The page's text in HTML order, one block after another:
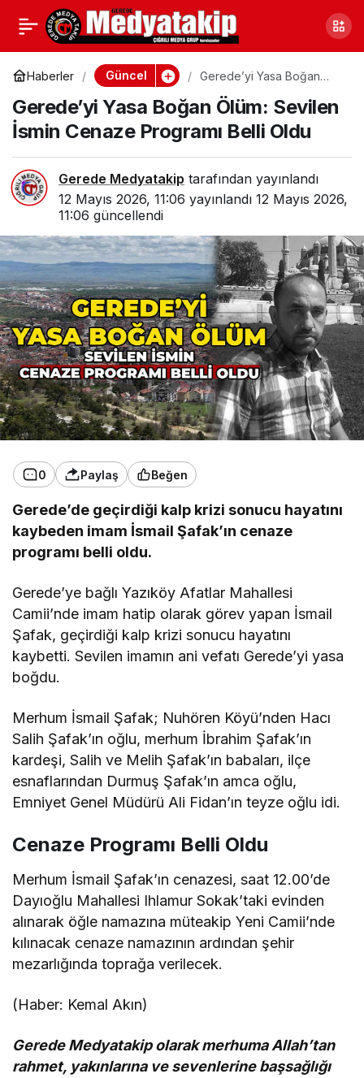
Haberler Güncel
Gerede’yi Yasa Boğan
Cenaze Programı Belli
Oldu
Gerede’yi Yasa Boğan Ölüm: Sevilen
İsmin Cenaze Programı Belli Oldu
Gerede Medyatakip tarafından yayınlandı
12 Mayıs 2026, 11:06 yayınlandı 12 Mayıs 2026,
11:06 güncellendi
0 Paylaş Beğen
Gerede’de geçirdiği kalp krizi sonucu hayatını
kaybeden imam İsmail Şafak’ın cenaze
programı belli oldu.
Gerede’ye bağlı Yazıköy Afatlar Mahallesi
Camii’nde imam hatip olarak görev yapan İsmail
Şafak, geçirdiği kalp krizi sonucu hayatını
kaybetti. Sevilen imamın ani vefatı Gerede’yi yasa
boğdu.
Merhum İsmail Şafak; Nuhören Köyü’nden Hacı
Salih Şafak’ın oğlu, merhum İbrahim Şafak’ın
kardeşi, Salih ve Melih Şafak’ın babaları, ilçe
esnaflarından Durmuş Şafak’ın amca oğlu,
Emniyet Genel Müdürü Ali Fidan’ın teyze oğlu idi.
Cenaze Programı Belli Oldu
Merhum İsmail Şafak’ın cenazesi, saat 12.00’de
Dayıoğlu Mahallesi Ihlamur Sokak’taki evinden
alınarak öğle namazına müteakip Yeni Camii’nde
kılınacak cenaze namazının ardından şehir
mezarlığında toprağa verilecek.
(Haber: Kemal Akın)
Gerede Medyatakip olarak merhuma Allah’tan
rahmet, yakınlarına ve sevenlerine başsağlığı
Köy Yolunda Karaca
Sürüsü Görüntülendi
Paylaş